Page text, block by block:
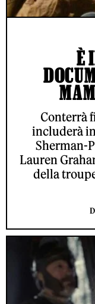
È
Conterrà
includerà
Sherman-
Lauren
della